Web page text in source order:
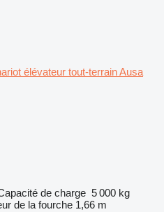
élévateur tout-terrain Ausa
de charge 5 000 kg
de la fourche 1,66 m